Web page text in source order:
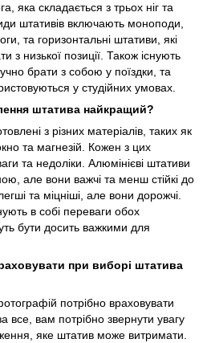
яка складається з трьох ніг та
штативів включають моноподи,
та горизонтальні штативи, які
з низької позиції. Також існують
брати з собою у поїздки, та
у студійних умовах.
штатива найкращий?
з різних матеріалів, таких як
та магнезій. Кожен з цих
та недоліки. Алюмінієві штативи
але вони важчі та менш стійкі до
та міцніші, але вони дорожчі.
в собі переваги обох
бути досить важкими для
при виборі штатива
потрібно враховувати
все, вам потрібно звернути увагу
яке штатив може витримати.